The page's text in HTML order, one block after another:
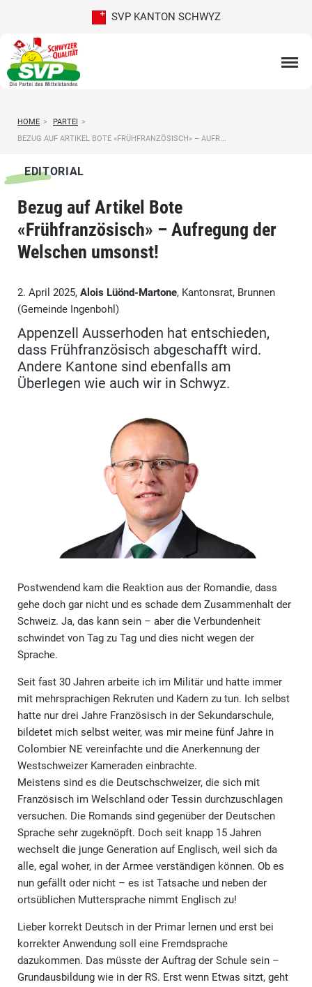
SVP KANTON SCHWYZ
HOME > PARTEI
>
BEZUG AUF ARTIKEL BOTE «FRÜHFRANZÖSISCH» – AUFR...
EDITORIAL
Bezug auf Artikel Bote
«Frühfranzösisch» – Aufregung der
Welschen umsonst!
2. April 2025, Alois Lüönd-Martone, Kantonsrat, Brunnen
(Gemeinde Ingenbohl)
Appenzell Ausserhoden hat entschieden,
dass Frühfranzösisch abgeschafft wird.
Andere Kantone sind ebenfalls am
Überlegen wie auch wir in Schwyz.
Postwendend kam die Reaktion aus der Romandie, dass
gehe doch gar nicht und es schade dem Zusammenhalt der
Schweiz. Ja, das kann sein – aber die Verbundenheit
schwindet von Tag zu Tag und dies nicht wegen der
Sprache.
Seit fast 30 Jahren arbeite ich im Militär und hatte immer
mit mehrsprachigen Rekruten und Kadern zu tun. Ich selbst
hatte nur drei Jahre Französisch in der Sekundarschule,
bildetet mich selbst weiter, was mir meine fünf Jahre in
Colombier NE vereinfachte und die Anerkennung der
Westschweizer Kameraden einbrachte.
Meistens sind es die Deutschschweizer, die sich mit
Französisch im Welschland oder Tessin durchzuschlagen
versuchen. Die Romands sind gegenüber der Deutschen
Sprache sehr zugeknöpft. Doch seit knapp 15 Jahren
wechselt die junge Generation auf Englisch, weil sich da
alle, egal woher, in der Armee verständigen können. Ob es
nun gefällt oder nicht – es ist Tatsache und neben der
ortsüblichen Muttersprache nimmt Englisch zu!
Lieber korrekt Deutsch in der Primar lernen und erst bei
korrekter Anwendung soll eine Fremdsprache
dazukommen. Das müsste der Auftrag der Schule sein –
Grundausbildung wie in der RS. Erst wenn Etwas sitzt, geht